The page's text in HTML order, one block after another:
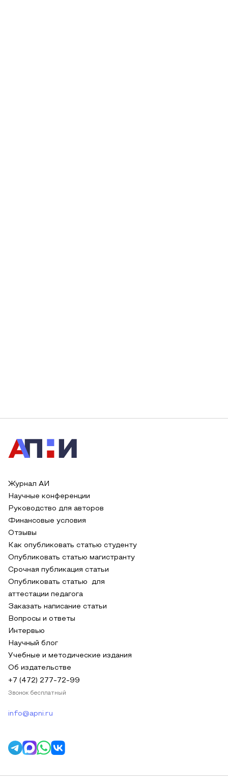
Журнал АИ
Научные конференции
Руководство для авторов
Финансовые условия
Отзывы
Как опубликовать статью студенту
Опубликовать статью магистранту
Срочная публикация статьи
Опубликовать статью для
аттестации педагога
Заказать написание статьи
Вопросы и ответы
Интервью
Научный блог
Учебные и методические издания
Об издательстве
+7 (472) 277-72-99
Звонок бесплатный
info@apni.ru